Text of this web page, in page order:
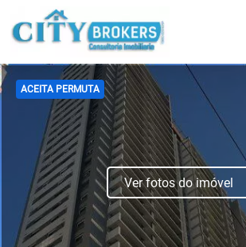
ACEITA PERMUTA
Ver fotos do imóvel